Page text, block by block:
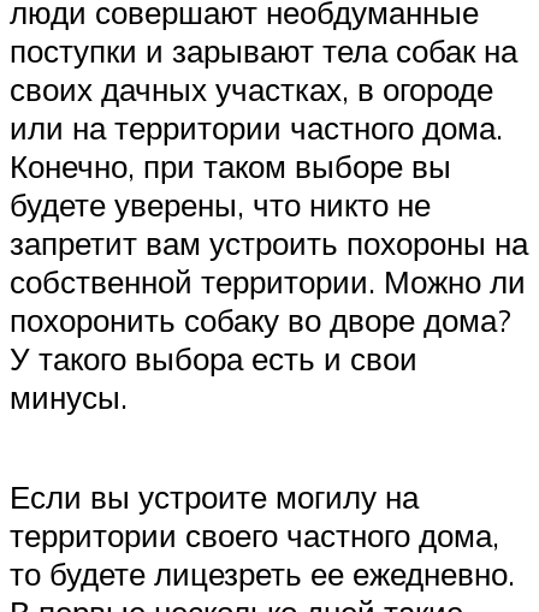
люди совершают необдуманные
поступки и зарывают тела собак на
своих дачных участках, в огороде
или на территории частного дома.
Конечно, при таком выборе вы
будете уверены, что никто не
запретит вам устроить похороны на
собственной территории. Можно ли
похоронить собаку во дворе дома?
У такого выбора есть и свои
минусы.
Если вы устроите могилу на
территории своего частного дома,
то будете лицезреть ее ежедневно.